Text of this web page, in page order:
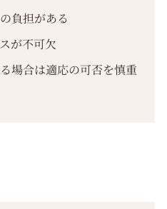
負担がある
が不可欠
場合は適応の可否を慎重